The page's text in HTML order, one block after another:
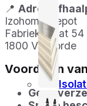
📍 Adres
Izohome Depot
Fabriekstraat 54
1800 Vilvoorde
Voordelen
Geen